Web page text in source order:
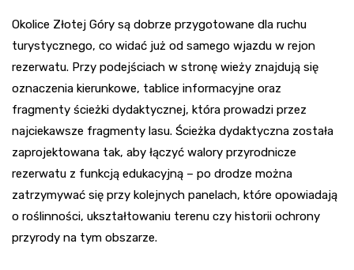
Okolice Złotej Góry są dobrze przygotowane dla ruchu
turystycznego, co widać już od samego wjazdu w rejon
rezerwatu. Przy podejściach w stronę wieży znajdują się
oznaczenia kierunkowe, tablice informacyjne oraz
fragmenty ścieżki dydaktycznej, która prowadzi przez
najciekawsze fragmenty lasu. Ścieżka dydaktyczna została
zaprojektowana tak, aby łączyć walory przyrodnicze
rezerwatu z funkcją edukacyjną – po drodze można
zatrzymywać się przy kolejnych panelach, które opowiadają
o roślinności, ukształtowaniu terenu czy historii ochrony
przyrody na tym obszarze.